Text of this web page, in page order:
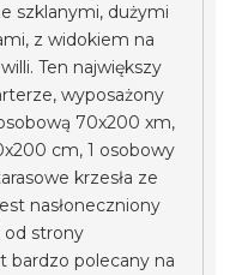
szklanymi, dużymi
z widokiem na
Ten największy
wyposażony
70x200 xm,
cm, 1 osobowy
krzesła ze
nasłoneczniony
od strony
bardzo polecany na